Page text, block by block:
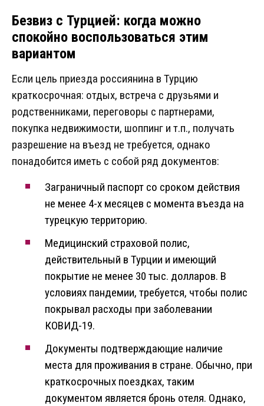
Безвиз с Турцией: когда можно
спокойно воспользоваться этим
вариантом
Если цель приезда россиянина в Турцию
краткосрочная: отдых, встреча с друзьями и
родственниками, переговоры с партнерами,
покупка недвижимости, шоппинг и т.п., получать
разрешение на въезд не требуется, однако
понадобится иметь с собой ряд документов:
Заграничный паспорт со сроком действия
не менее 4-х месяцев с момента въезда на
турецкую территорию.
Медицинский страховой полис,
действительный в Турции и имеющий
покрытие не менее 30 тыс. долларов. В
условиях пандемии, требуется, чтобы полис
покрывал расходы при заболевании
КОВИД-19.
Документы подтверждающие наличие
места для проживания в стране. Обычно, при
краткосрочных поездках, таким
документом является бронь отеля. Однако,